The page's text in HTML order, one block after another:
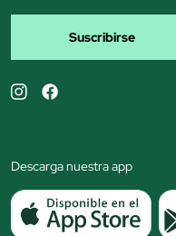
Suscribirse
Descarga nuestra app